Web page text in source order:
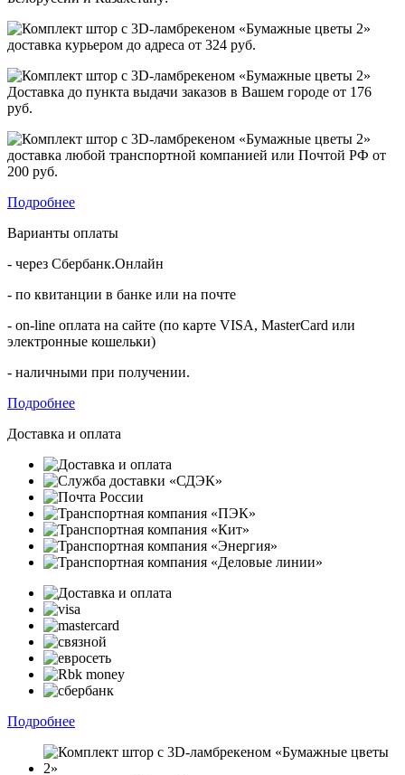
доставка курьером до адреса от 324 руб.
Доставка до пункта выдачи заказов в Вашем городе от 176
руб.
доставка любой транспортной компанией или Почтой РФ от
200 руб.
Подробнее
Варианты оплаты
- через Сбербанк.Онлайн
- по квитанции в банке или на почте
- on-line оплата на сайте (по карте VISA, MasterCard или
электронные кошельки)
- наличными при получении.
Подробнее
Доставка и оплата
Подробнее